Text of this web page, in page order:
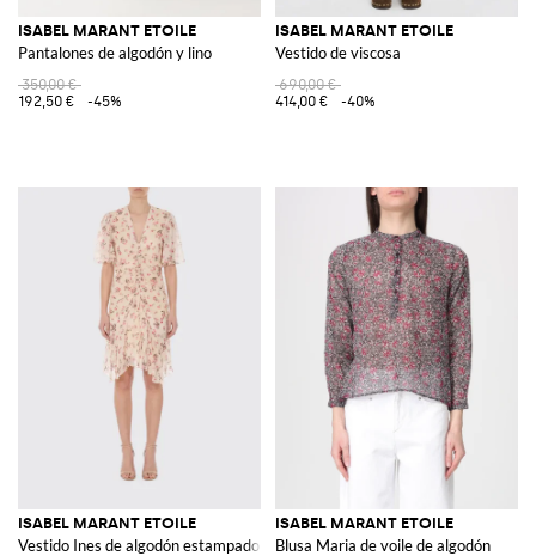
ISABEL MARANT ETOILE
Pantalones de algodón y lino
350,00 €
192,50 €
-45%
ISABEL MARANT ETOILE
Vestido de viscosa
690,00 €
414,00 €
-40%
ISABEL MARANT ETOILE
Vestido Ines de algodón estampado
ISABEL MARANT ETOILE
Blusa Maria de voile de algodón